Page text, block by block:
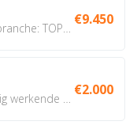
€9.450
€2.000